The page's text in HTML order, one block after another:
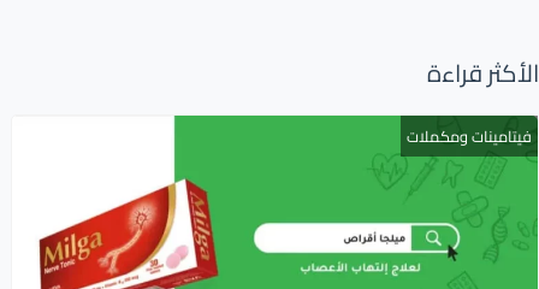
الأكثر قراءة
فيتامينات ومكملات